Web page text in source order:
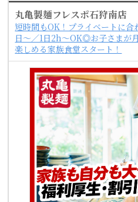
丸亀製麺フレスポ石狩南店
短時間もOK！プライベートに
日～／1日2h～OK◎お子さまが
楽しめる家族食堂スタート！